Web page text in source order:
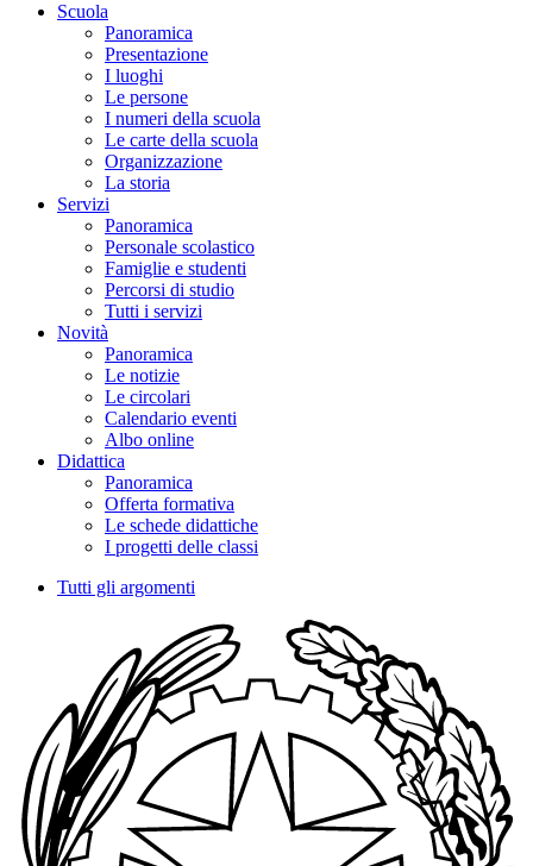
Scuola
Panoramica
Presentazione
I luoghi
Le persone
I numeri della scuola
Le carte della scuola
Organizzazione
La storia
Servizi
Panoramica
Personale scolastico
Famiglie e studenti
Percorsi di studio
Tutti i servizi
Novità
Panoramica
Le notizie
Le circolari
Calendario eventi
Albo online
Didattica
Panoramica
Offerta formativa
Le schede didattiche
I progetti delle classi
Tutti gli argomenti